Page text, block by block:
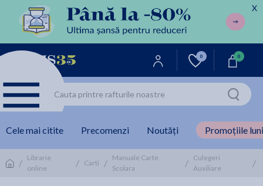
X
0 0
Cele mai citite Precomenzi Noutăți Promoțiile
/ Librarie
online
/ Carti /
Manuale Carte
Scolara
/
Culegeri
Auxiliare
/